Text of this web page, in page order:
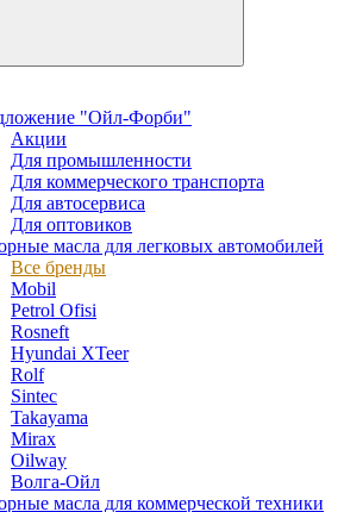
"Ойл-Форби"
Акции
Для промышленности
Для коммерческого транспорта
Для автосервиса
Для оптовиков
масла для легковых автомобилей
Все бренды
Mobil
Petrol Ofisi
Rosneft
Hyundai XTeer
Rolf
Sintec
Takayama
Mirax
Oilway
Волга-Ойл
масла для коммерческой техники